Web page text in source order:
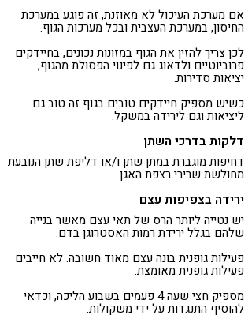
אם מערכת העיכול לא מאוזנת, זה פוגע במערכת
החיסון, במערכת העצבית ובכל מערכות הגוף.
לכן צריך להזין את הגוף במזונות נכונים, בחיידקים
פרוביוטיים ולדאוג גם לפינוי הפסולת מהגוף,
יציאות סדירות.
כשיש מספיק חיידקים טובים בגוף זה טוב גם
ליציאות וגם לירידה במשקל.
דלקות בדרכי השתן
דחיפות מוגברת במתן שתן ו/או דליפת שתן הנובעת
מחולשת שרירי רצפת האגן.
ירידה בצפיפות עצם
יש נטייה ליותר הרס של תאי עצם מאשר בנייה
שלהם בגלל ירידת רמות האסטרוגן בדם.
פעילות גופנית בונה עצם מאוד חשובה. לא חייבים
פעילות גופנית מאומצת.
מספיק חצי שעה 4 פעמים בשבוע הליכה, וכדאי
להוסיף התנגדות על ידי משקולות.